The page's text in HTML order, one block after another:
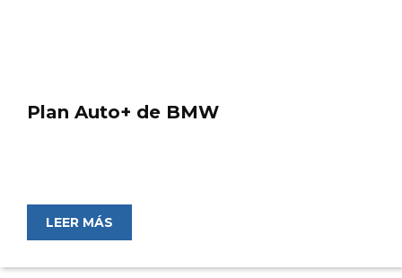
Plan Auto+ de BMW
LEER MÁS